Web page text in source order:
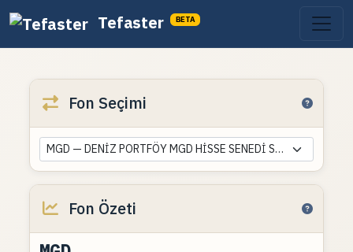
Tefaster BETA
Fon Seçimi
MGD — DENİZ PORTFÖY MGD HİSSE SENEDİ SERBEST ÖZEL FON (HİSSE SENEDİ YOĞUN FON)
Fon Özeti